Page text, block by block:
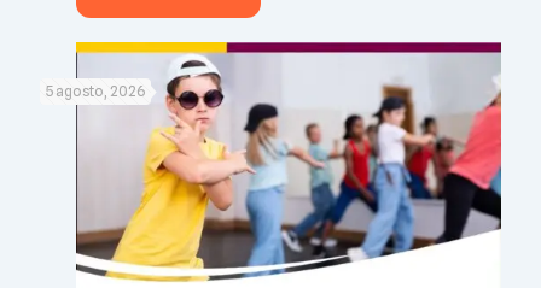
5 agosto, 2026